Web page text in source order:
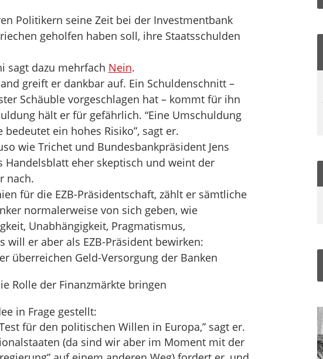
Politikern seine Zeit bei der Investmentbank
geholfen haben soll, ihre Staatsschulden
sagt dazu mehrfach Nein.
greift er dankbar auf. Ein Schuldenschnitt –
Schäuble vorgeschlagen hat – kommt für ihn
hält er für gefährlich. “Eine Umschuldung
bedeutet ein hohes Risiko”, sagt er.
wie Trichet und Bundesbankpräsident Jens
Handelsblatt eher skeptisch und weint der
nach.
für die EZB-Präsidentschaft, zählt er sämtliche
normalerweise von sich geben, wie
Unabhängigkeit, Pragmatismus,
will er aber als EZB-Präsident bewirken:
überreichen Geld-Versorgung der Banken
Rolle der Finanzmärkte bringen
in Frage gestellt:
für den politischen Willen in Europa,” sagt er.
(da sind wir aber im Moment mit der